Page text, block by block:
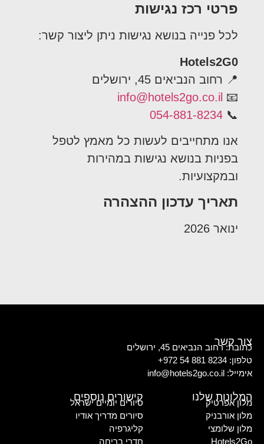
פרטי רכז נגישות
לכל פנייה בנושא נגישות ניתן ליצור קשר:
Hotels2G0
📍 רחוב הנביאים 45, ירושלים
📧
info@hotels2go.co.il
📞
054-881-8234
אנו מתחייבים לעשות כל מאמץ לטפל
בפניות בנושא נגישות במהירות
ובמקצועיות.
תאריך עדכון ההצהרה
ינואר 2026
צור קשר
כתובת: רחוב הנביאים 45, ירושלים
טלפון: 8234 881 54 972+
אימייל: info@hotels2go.co.il
המלונות שלנו
מלון אפרטיק
מלון אורבניק
מלון שלומצי
Hotels2Go
קישורים נוספים
סיורים יומיים ישראל
סיורים מדריך אודיו
קליגרפיה
חדרי בריחה